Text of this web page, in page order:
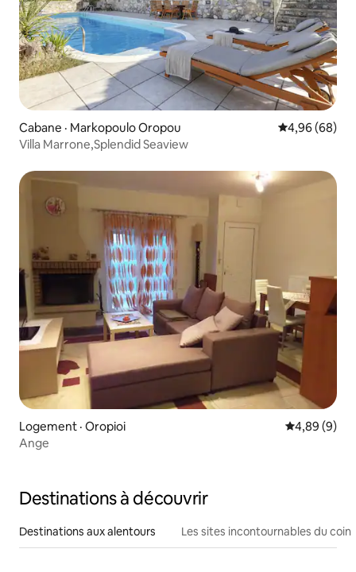
Cabane · Markopoulo Oropou Note
4,96 (68)
Villa Marrone,Splendid Seaview
Logement · Oropioi Note
4,89 (9)
Ange
Destinations à découvrir
Destinations aux alentours Les sites incontournables du coin